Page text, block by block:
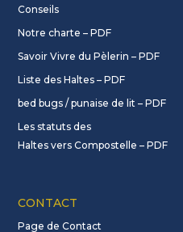
Conseils
Notre charte – PDF
Savoir Vivre du Pèlerin – PDF
Liste des Haltes – PDF
bed bugs / punaise de lit – PDF
Les statuts des
Haltes vers Compostelle – PDF
CONTACT
Page de Contact